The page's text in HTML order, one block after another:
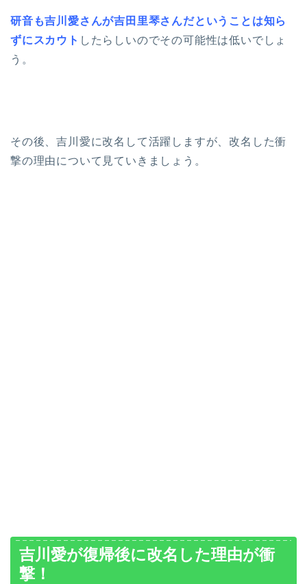
研音も吉川愛さんが吉田里琴さんだということは知ら
ずにスカウト したらしいのでその可能性は低いでしょ
う。
その後、吉川愛に改名して活躍しますが、改名した衝
撃の理由について見ていきましょう。
吉川愛が復帰後に改名した理由が衝
撃！